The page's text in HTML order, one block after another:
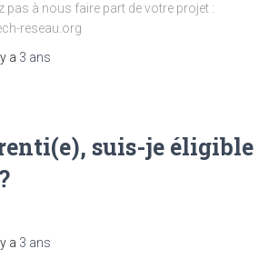
pas à nous faire part de votre projet :
reseau.org
y a 3 ans
suis-je éligible
y a 3 ans